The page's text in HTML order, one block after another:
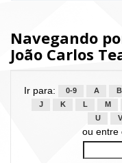
Navegando
João Carlos
Ir para: 0-9 A B
J
K L M
U
V
ou entre